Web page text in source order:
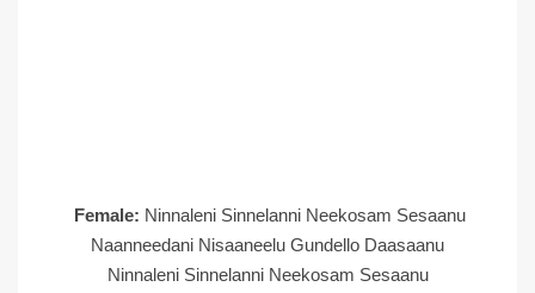
Female: Ninnaleni Sinnelanni Neekosam Sesaanu
Naanneedani Nisaaneelu Gundello Daasaanu
Ninnaleni Sinnelanni Neekosam Sesaanu